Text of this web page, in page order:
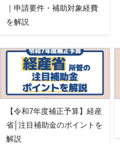
｜申請要件・補助対象経費
を解説
【令和7年度補正予算】経産
省│注目補助金のポイントを
解説